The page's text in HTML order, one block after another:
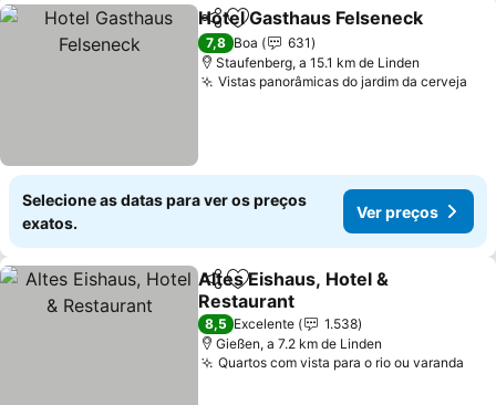
PartilharAdicionar aos favoritos
Hotel Gasthaus Felseneck
7,8 Boa
631
Staufenberg, a 15.1 km de Linden
Vistas panorâmicas do jardim da cerveja
Selecione as datas para ver os preços
exatos.
Ver preços
PartilharAdicionar aos favoritos
Altes Eishaus, Hotel &
Restaurant
Ver preços
8,5 Excelente
1.538
Gießen, a 7.2 km de Linden
Quartos com vista para o rio ou varanda